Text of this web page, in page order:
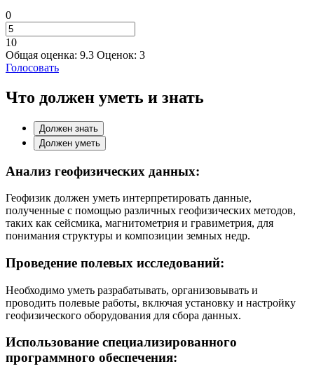
0
10
Общая оценка: 9.3 Оценок: 3
Голосовать
Что должен уметь и знать
Должен знать
Должен уметь
Анализ геофизических данных:
Геофизик должен уметь интерпретировать данные,
полученные с помощью различных геофизических методов,
таких как сейсмика, магнитометрия и гравиметрия, для
понимания структуры и композиции земных недр.
Проведение полевых исследований:
Необходимо уметь разрабатывать, организовывать и
проводить полевые работы, включая установку и настройку
геофизического оборудования для сбора данных.
Использование специализированного
программного обеспечения: